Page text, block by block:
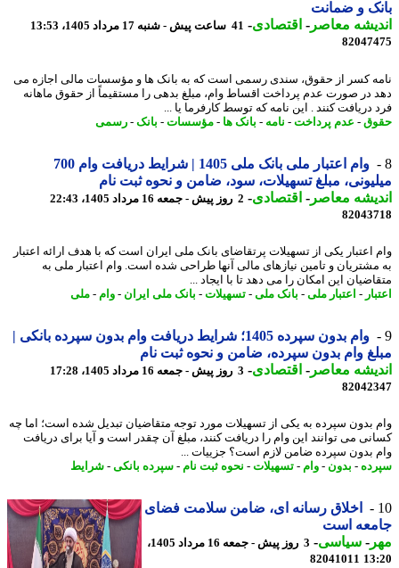
و ضمانت
معاصر-اقتصادی-41 ساعت پیش - شنبه 17 مرداد 1405، 13:53
کسر از حقوق، سندی رسمی است که به بانک ها و مؤسسات مالی اجازه می
در صورت عدم پرداخت اقساط وام، مبلغ بدهی را مستقیماً از حقوق ماهانه
دریافت کنند . این نامه که توسط کارفرما یا ...
-عدم پرداخت -نامه -بانک ها- مؤسسات-بانک -رسمی
وام اعتبار ملی بانک ملی 1405 | شرایط دریافت وام 700
مبلغ تسهیلات، سود، ضامن و نحوه ثبت نام
معاصر-اقتصادی-2 روز پیش - جمعه 16 مرداد 1405، 22:43
اعتبار یکی از تسهیلات پرتقاضای بانک ملی ایران است که با هدف ارائه اعتبار
و تامین نیازهای مالی آنها طراحی شده است. وام اعتبار ملی به
این امکان را می دهد تا با ایجاد ...
-اعتبار ملی -بانک ملی -تسهیلات-بانک ملی ایران - وام-ملی
وام بدون سپرده 1405؛ شرایط دریافت وام بدون سپرده بانکی |
وام بدون سپرده، ضامن و نحوه ثبت نام
معاصر-اقتصادی-3 روز پیش - جمعه 16 مرداد 1405، 17:28
بدون سپرده به یکی از تسهیلات مورد توجه متقاضیان تبدیل شده است؛ اما چه
می توانند این وام را دریافت کنند، مبلغ آن چقدر است و آیا برای دریافت
بدون سپرده ضامن لازم است؟ جزییات ...
- بدون-وام-تسهیلات-نحوه ثبت نام-سپرده بانکی-شرایط
اخلاق رسانه ای، ضامن سلامت فضای
است
-سیاسی-
3 روز پیش - جمعه 16 مرداد 1405،
82041011